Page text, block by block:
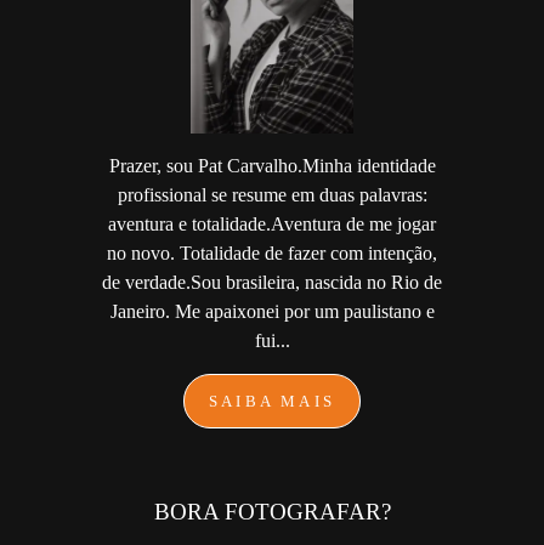
Prazer, sou Pat Carvalho.Minha identidade
profissional se resume em duas palavras:
aventura e totalidade.Aventura de me jogar
no novo. Totalidade de fazer com intenção,
de verdade.Sou brasileira, nascida no Rio de
Janeiro. Me apaixonei por um paulistano e
fui...
SAIBA MAIS
BORA FOTOGRAFAR?